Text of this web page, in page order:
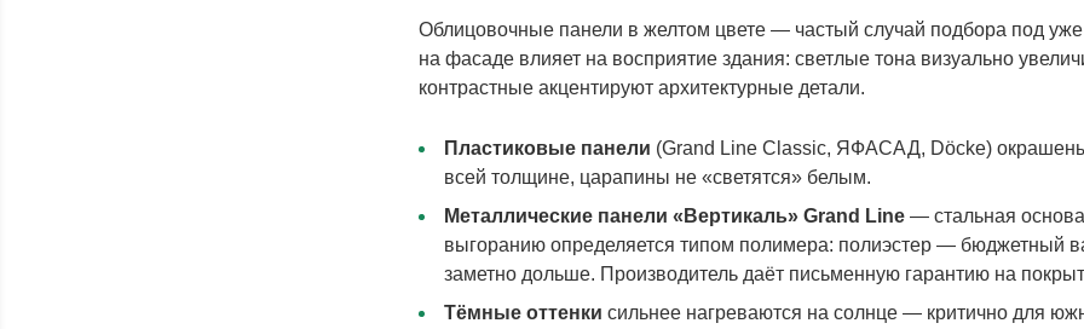
Облицовочные панели в желтом цвете — частый случай подбора под
на фасаде влияет на восприятие здания: светлые тона визуально
контрастные акцентируют архитектурные детали.
Пластиковые панели (Grand Line Classic, ЯФАСАД, Döcke)
всей толщине, царапины не «светятся» белым.
Металлические панели «Вертикаль» Grand Line— стальная
выгоранию определяется типом полимера: полиэстер — бюджетный
заметно дольше. Производитель даёт письменную гарантию на
Тёмные оттенки сильнее нагреваются на солнце — критично для